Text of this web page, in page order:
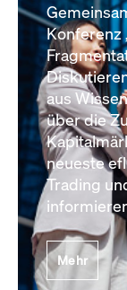
Konferenz
aus
über die
neueste
Trading
Mehr